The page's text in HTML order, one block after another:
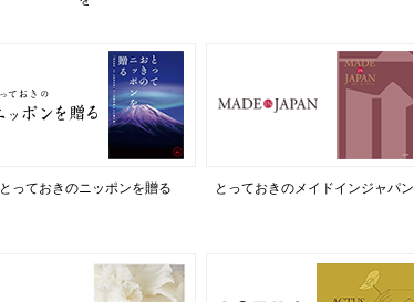
とっておきのニッポンを贈る とっておきのメイドインジャパン